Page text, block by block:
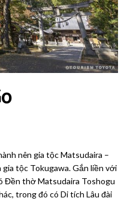
nên gia tộc Matsudaira –
tộc Tokugawa. Gắn liền với
Đền thờ Matsudaira Toshogu
trong đó có Di tích Lâu đài